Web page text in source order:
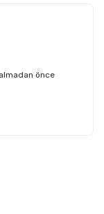
önce